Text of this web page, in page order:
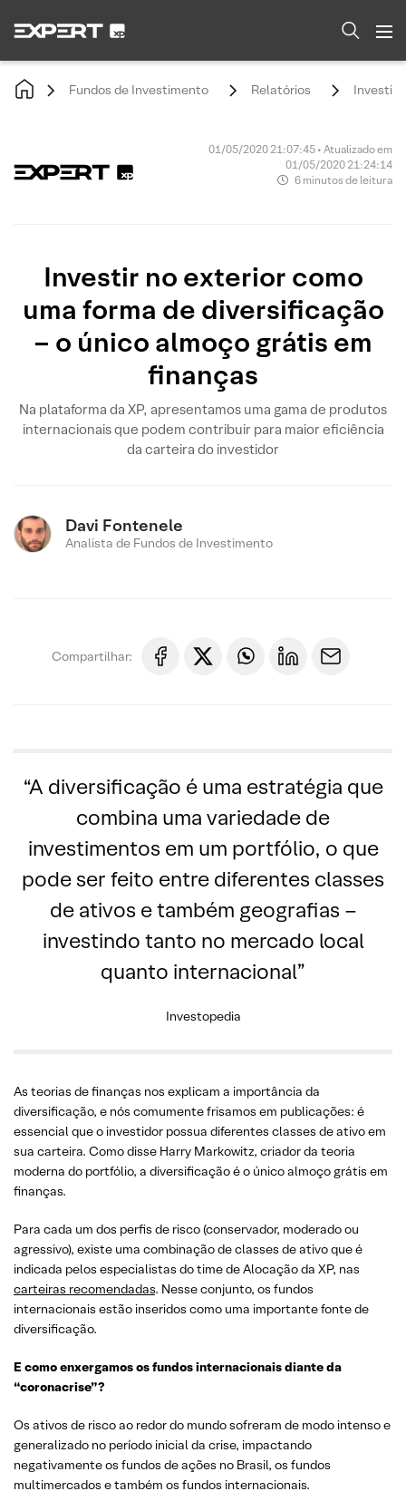
Fundos de Investimento Relatórios Investir
01/05/2020 21:07:45 • Atualizado em
01/05/2020 21:24:14
6 minutos de leitura
Investir no exterior como
uma forma de diversificação
– o único almoço grátis em
finanças
Na plataforma da XP, apresentamos uma gama de produtos
internacionais que podem contribuir para maior eficiência
da carteira do investidor
Davi Fontenele
Analista de Fundos de Investimento
Compartilhar:
“A diversificação é uma estratégia que
combina uma variedade de
investimentos em um portfólio, o que
pode ser feito entre diferentes classes
de ativos e também geografias –
investindo tanto no mercado local
quanto internacional”
Investopedia
As teorias de finanças nos explicam a importância da
diversificação, e nós comumente frisamos em publicações: é
essencial que o investidor possua diferentes classes de ativo em
sua carteira. Como disse Harry Markowitz, criador da teoria
moderna do portfólio, a diversificação é o único almoço grátis em
finanças.
Para cada um dos perfis de risco (conservador, moderado ou
agressivo), existe uma combinação de classes de ativo que é
indicada pelos especialistas do time de Alocação da XP, nas
carteiras recomendadas. Nesse conjunto, os fundos
internacionais estão inseridos como uma importante fonte de
diversificação.
E como enxergamos os fundos internacionais diante da
“coronacrise”?
Os ativos de risco ao redor do mundo sofreram de modo intenso e
generalizado no período inicial da crise, impactando
negativamente os fundos de ações no Brasil, os fundos
multimercados e também os fundos internacionais.